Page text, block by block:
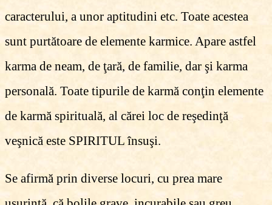
caracterului, a unor aptitudini etc. Toate acestea
sunt purtătoare de elemente karmice. Apare astfel
karma de neam, de ţară, de familie, dar şi karma
personală. Toate tipurile de karmă conţin elemente
de karmă spirituală, al cărei loc de reşedinţă
veşnică este SPIRITUL însuşi.
Se afirmă prin diverse locuri, cu prea mare